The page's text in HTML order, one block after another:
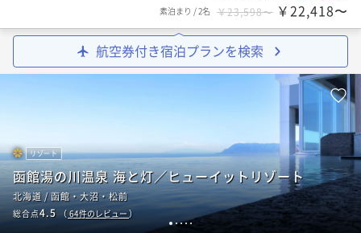
素泊まり /2名 ￥23,598〜 ￥22,418〜
航空券付き宿泊プランを検索
12345
リゾート
函館湯の川温泉 海と灯／ヒューイットリゾート
北海道 / 函館・大沼・松前
総合点4.5 （64件のレビュー）